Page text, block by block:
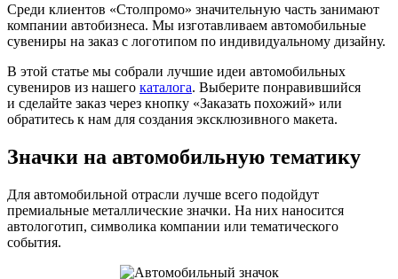
Среди клиентов «Столпромо» значительную часть занимают
компании автобизнеса. Мы изготавливаем автомобильные
сувениры на заказ с логотипом по индивидуальному дизайну.
В этой статье мы собрали лучшие идеи автомобильных
сувениров из нашего каталога. Выберите понравившийся
и сделайте заказ через кнопку «Заказать похожий» или
обратитесь к нам для создания эксклюзивного макета.
Значки на автомобильную тематику
Для автомобильной отрасли лучше всего подойдут
премиальные металлические значки. На них наносится
автологотип, символика компании или тематического
события.